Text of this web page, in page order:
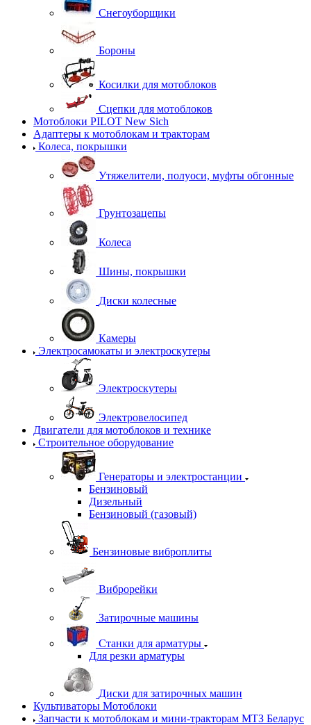
Снегоуборщики
Бороны
Косилки для мотоблоков
Сцепки для мотоблоков
Мотоблоки PILOT New Sich
Адаптеры к мотоблокам и тракторам
Колеса, покрышки
Утяжелители, полуоси, муфты обгонные
Грунтозацепы
Колеса
Шины, покрышки
Диски колесные
Камеры
Электросамокаты и электроскутеры
Электроскутеры
Электровелосипед
Двигатели для мотоблоков и технике
Строительное оборудование
Генераторы и электростанции
Бензиновый
Дизельный
Бензиновый (газовый)
Бензиновые виброплиты
Виброрейки
Затирочные машины
Станки для арматуры
Для резки арматуры
Диски для затирочных машин
Культиваторы Мотоблоки
Запчасти к мотоблокам и мини-тракторам МТЗ Беларус